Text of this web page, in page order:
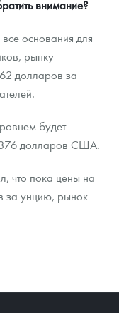
внимание?
основания для
рынку
долларов за
будет
долларов США.
что пока цены на
за унцию, рынок